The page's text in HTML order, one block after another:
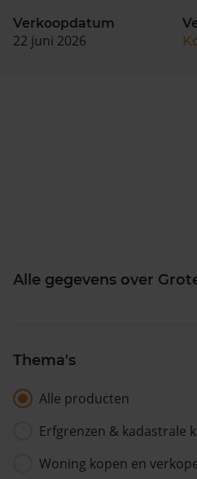
Verkoopdatum
22 juni 2026
Alle gegevens over
Thema's
Alle producten
Erfgrenzen & kadastrale
Woning kopen en